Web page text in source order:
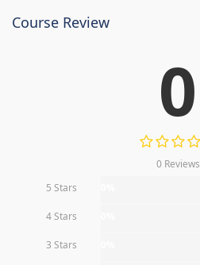
Course Review
0
0 Reviews
5 Stars
4 Stars
3 Stars